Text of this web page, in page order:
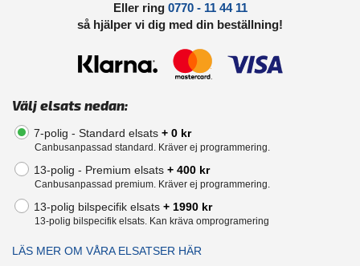
Eller ring 0770 - 11 44 11
så hjälper vi dig med din beställning!
Välj elsats nedan:
7-polig - Standard elsats + 0 kr
Canbusanpassad standard. Kräver ej programmering.
13-polig - Premium elsats + 400 kr
Canbusanpassad premium. Kräver ej programmering.
13-polig bilspecifik elsats + 1990 kr
13-polig bilspecifik elsats. Kan kräva omprogramering
LÄS MER OM VÅRA ELSATSER HÄR